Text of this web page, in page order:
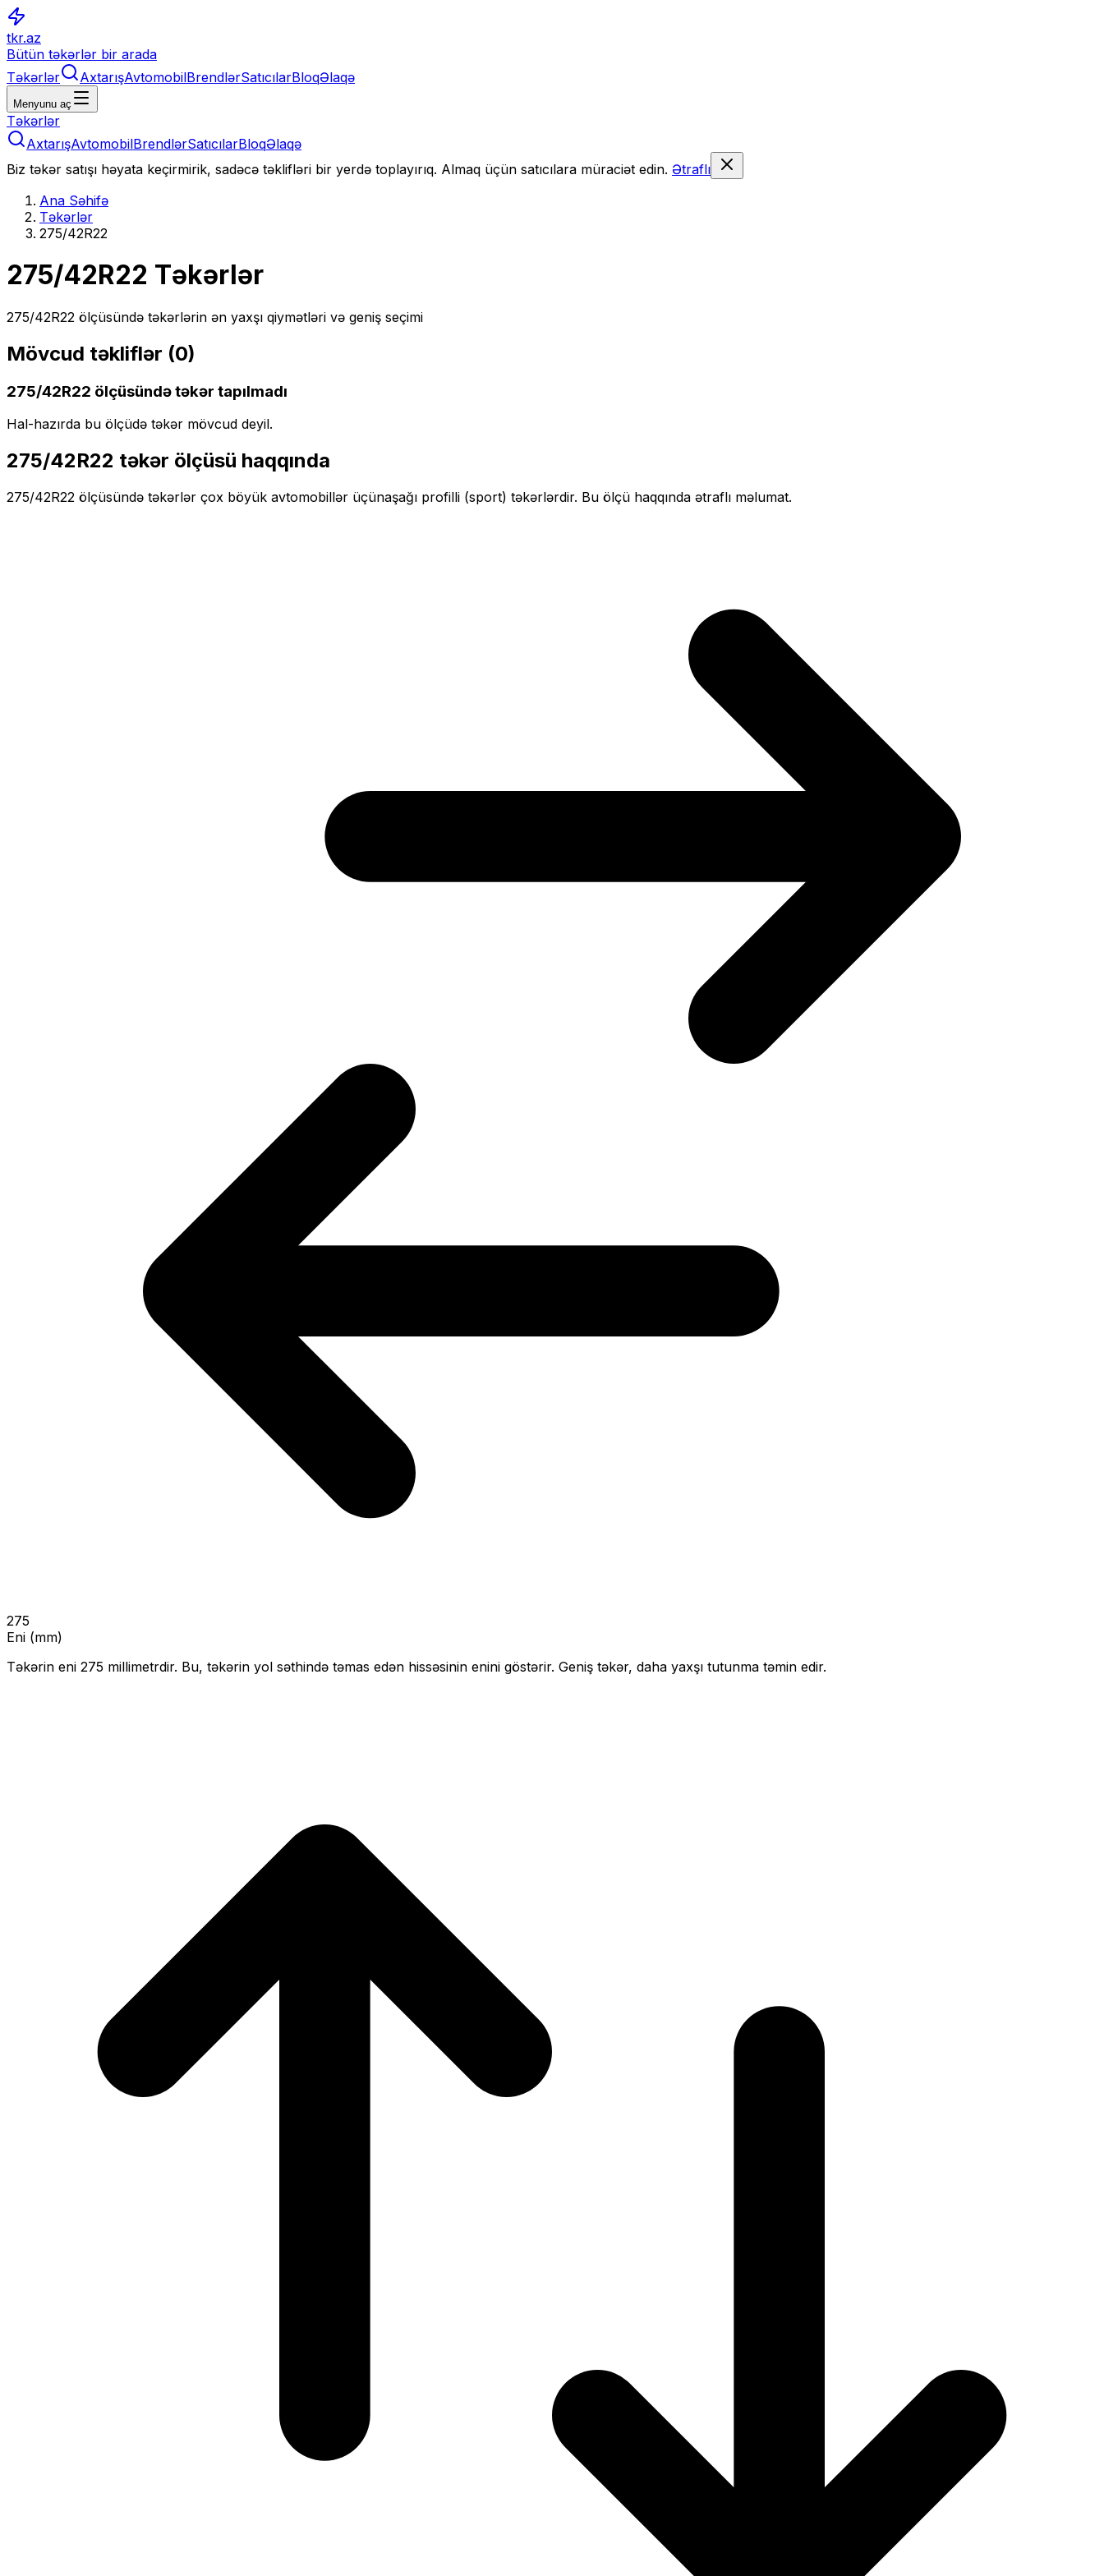
tkr.az
Bütün təkərlər bir arada
Təkərlər
AxtarışAvtomobilBrendlərSatıcılarBloqƏlaqə
Menyunu aç
Təkərlər
AxtarışAvtomobilBrendlərSatıcılarBloqƏlaqə
Biz təkər satışı həyata keçirmirik, sadəcə təklifləri bir yerdə toplayırıq. Almaq üçün satıcılara müraciət edin. Ətraflı
Ana Səhifə
Təkərlər
275/42R22
275/42R22 Təkərlər
275/42R22 ölçüsündə təkərlərin ən yaxşı qiymətləri və geniş seçimi
Mövcud təkliflər (0)
275/42R22 ölçüsündə təkər tapılmadı
Hal-hazırda bu ölçüdə təkər mövcud deyil.
275/42R22 təkər ölçüsü haqqında
275/42R22 ölçüsündə təkərlər çox böyük avtomobillər üçünaşağı profilli (sport) təkərlərdir. Bu ölçü haqqında ətraflı məlumat.
275
Eni (mm)
Təkərin eni 275 millimetrdir. Bu, təkərin yol səthində təmas edən hissəsinin enini göstərir. Geniş təkər, daha yaxşı tutunma təmin edir.